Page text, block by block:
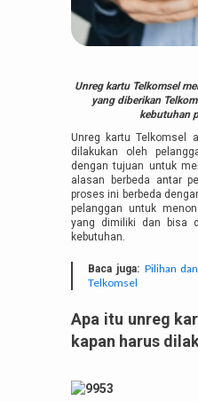
Unreg kartu Telkomsel
yang diberikan
kebutuhan
Unreg kartu Telkomsel
dilakukan oleh
dengan tujuan untuk
alasan berbeda antar
proses ini berbeda
pelanggan untuk
yang dimiliki dan bisa
kebutuhan.
Baca juga: Pilihan
Telkomsel
Apa itu unreg
kapan harus